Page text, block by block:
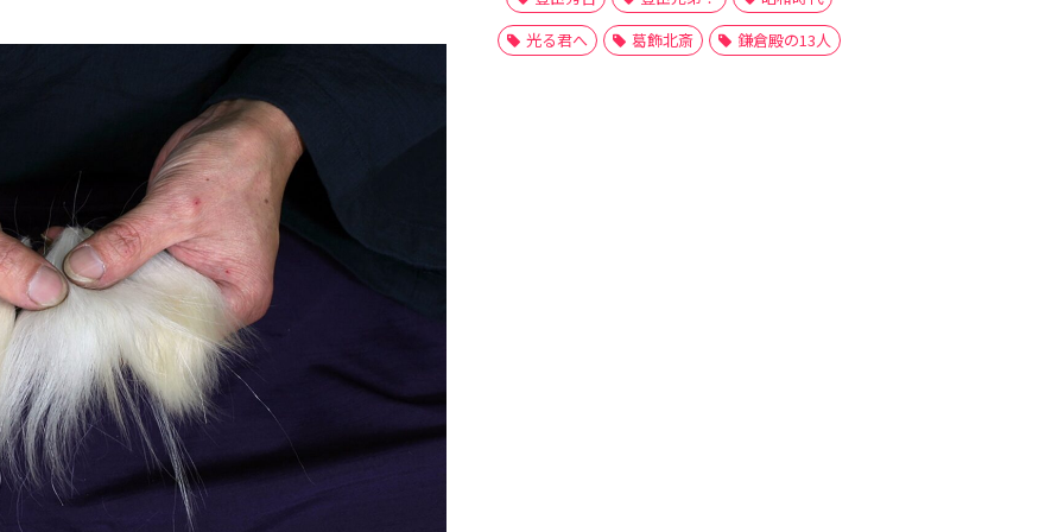
光る君へ
葛飾北斎 鎌倉殿の13人